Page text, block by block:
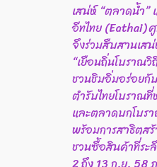
เสน่ห์ “ตลาดน้ำ”
อีทไทย (Eathai)
จึงร่วมสืบสานเส
“เยือนถิ่นโบราณ
ชวนชิมอิ่มอร่อยกั
ตำรับไทยโบราณ
และตลาดบกโบร
พร้อมการสาธิตส
ชวนซื้อสินค้าที่ร